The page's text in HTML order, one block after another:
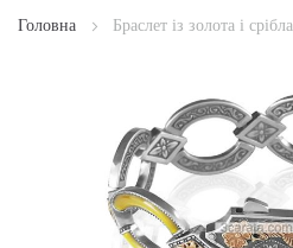
Головна Браслет із золота і